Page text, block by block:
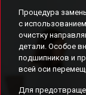
Процедура
с
очистку
детали. Особое
подшипников и
всей оси
Для